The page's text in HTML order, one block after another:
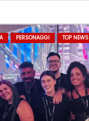
PERSONAGGI TOP NEWS